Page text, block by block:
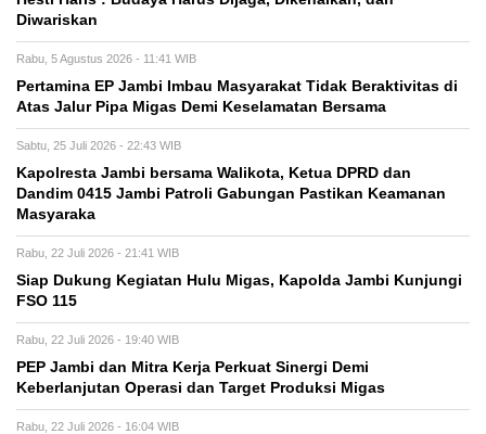
Diwariskan
Rabu, 5 Agustus 2026 - 11:41 WIB
Pertamina EP Jambi Imbau Masyarakat Tidak Beraktivitas di
Atas Jalur Pipa Migas Demi Keselamatan Bersama
Sabtu, 25 Juli 2026 - 22:43 WIB
Kapolresta Jambi bersama Walikota, Ketua DPRD dan
Dandim 0415 Jambi Patroli Gabungan Pastikan Keamanan
Masyaraka
Rabu, 22 Juli 2026 - 21:41 WIB
Siap Dukung Kegiatan Hulu Migas, Kapolda Jambi Kunjungi
FSO 115
Rabu, 22 Juli 2026 - 19:40 WIB
PEP Jambi dan Mitra Kerja Perkuat Sinergi Demi
Keberlanjutan Operasi dan Target Produksi Migas
Rabu, 22 Juli 2026 - 16:04 WIB